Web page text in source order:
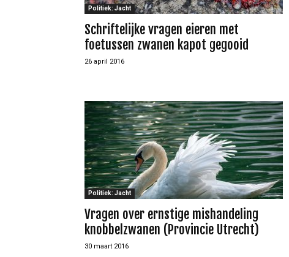
Politiek: Jacht
Schrif­te­lijke vragen eieren met
foetussen zwanen kapot gegooid
26 april 2016
Politiek: Jacht
Vragen over ernstige mishandeling
knobbelzwanen (Provincie Utrecht)
30 maart 2016